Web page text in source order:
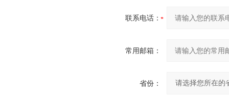
联系电话：
常用邮箱：
省份：